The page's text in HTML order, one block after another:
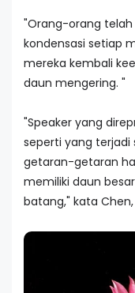
"Orang-orang
kondensasi setiap
mereka kembali
daun mengering. "
"Speaker yang
seperti yang terjadi
getaran-getaran
memiliki daun
batang," kata Chen,